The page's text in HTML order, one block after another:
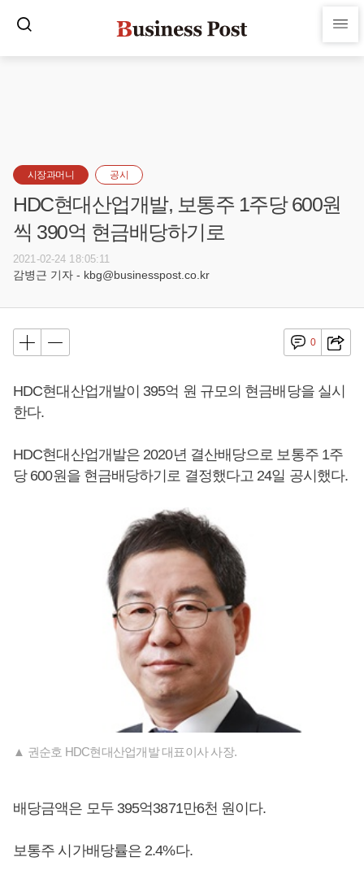
시장과머니 공시
HDC현대산업개발, 보통주 1주당 600원
씩 390억 현금배당하기로
2021-02-24 18:05:11
감병근 기자 - kbg@businesspost.co.kr
0
HDC현대산업개발이 395억 원 규모의 현금배당을 실시
한다.
HDC현대산업개발은 2020년 결산배당으로 보통주 1주
당 600원을 현금배당하기로 결정했다고 24일 공시했다.
▲ 권순호 HDC현대산업개발 대표이사 사장.
배당금액은 모두 395억3871만6천 원이다.
보통주 시가배당률은 2.4%다.